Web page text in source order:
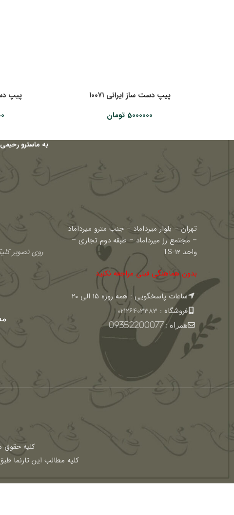
پیپ دست ساز ایرانی ۱۰۰۷۱
5000000 تومان
پیپ
تهران – بلوار میرداماد – جنب مترو میرداماد
– مجتمع رز میرداماد – طبقه دوم تجاری –
واحد TS-12
بدون هماهنگی قبلی مراجعه نکنید
ساعات پاسخگویی : همه روزه 15 الی 20
فروشگاه : 02126403383
همراه :09352200077
به ماسترو
روی تصویر
كليه حقوق
کلیه مطالب این تارنما